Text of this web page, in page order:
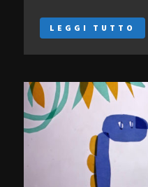
LEGGI TUTTO